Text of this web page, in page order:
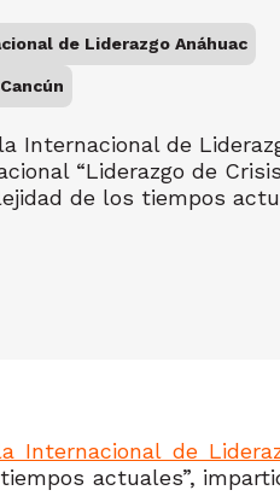
de Liderazgo Anáhuac
Internacional de
“Liderazgo de
de los tiempos
Internacional de
actuales”,